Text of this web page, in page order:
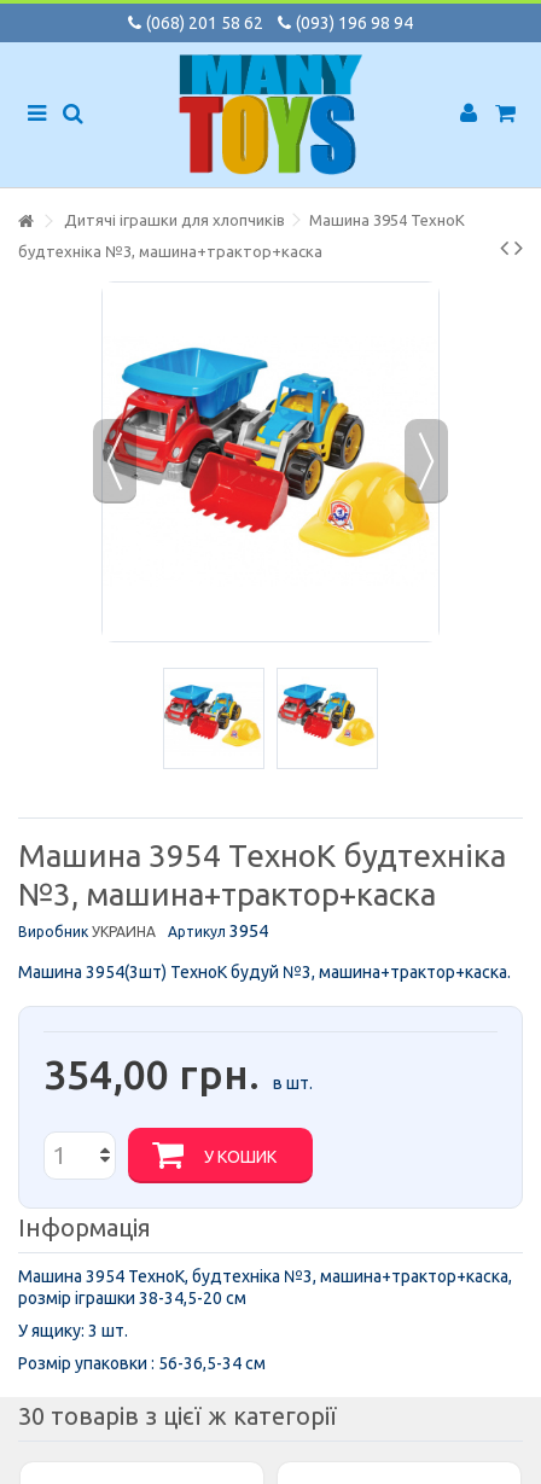
(068) 201 58 62 (093) 196 98 94
Дитячі іграшки для хлопчиків
Машина 3954 ТехноК
будтехніка №3, машина+трактор+каска
Машина 3954 ТехноК будтехніка
№3, машина+трактор+каска
Виробник УКРАИНА Артикул 3954
Машина 3954(3шт) ТехноК будуй №3, машина+трактор+каска.
354,00 грн. в шт.
У КОШИК
Інформація
Машина 3954 ТехноК, будтехніка №3, машина+трактор+каска,
розмір іграшки 38-34,5-20 см
У ящику: 3 шт.
Розмір упаковки : 56-36,5-34 см
30 товарів з цієї ж категорії